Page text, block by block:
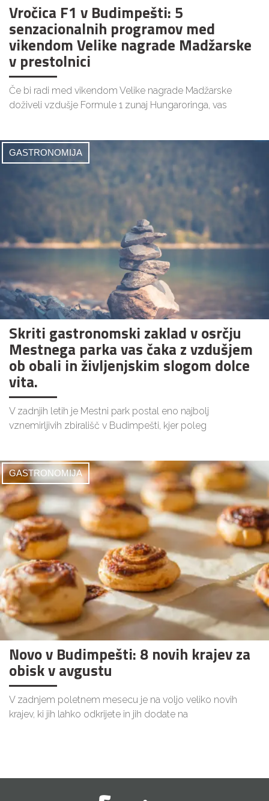
Vročica F1 v Budimpešti: 5
senzacionalnih programov med
vikendom Velike nagrade Madžarske
v prestolnici
Če bi radi med vikendom Velike nagrade Madžarske
doživeli vzdušje Formule 1 zunaj Hungaroringa, vas
GASTRONOMIJA
Skriti gastronomski zaklad v osrčju
Mestnega parka vas čaka z vzdušjem
ob obali in življenjskim slogom dolce
vita.
V zadnjih letih je Mestni park postal eno najbolj
vznemirljivih zbirališč v Budimpešti, kjer poleg
GASTRONOMIJA
Novo v Budimpešti: 8 novih krajev za
obisk v avgustu
V zadnjem poletnem mesecu je na voljo veliko novih
krajev, ki jih lahko odkrijete in jih dodate na